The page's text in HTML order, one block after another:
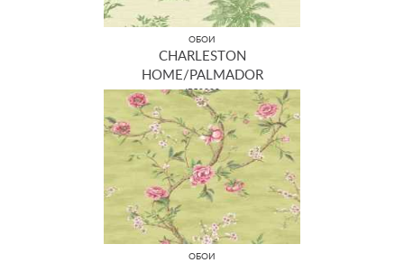
ОБОИ
CHARLESTON
HOME/PALMADOR
JB50308
ОБОИ